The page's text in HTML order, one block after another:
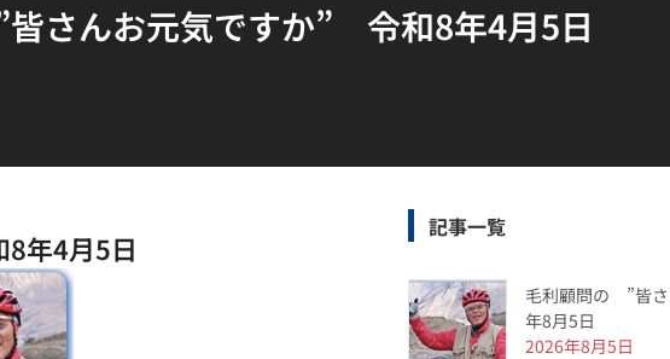
さんお元気ですか” 令和8年4月5日
年4月5日
記事一覧
毛利顧問の ”皆
年8月5日
2026年8月5日